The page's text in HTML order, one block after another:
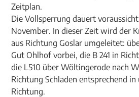
Zeitplan.
Die Vollsperrung dauert
November. In dieser Zeit wird der
aus Richtung Goslar umgeleitet:
Gut Ohlhof vorbei, die B 241 in
die L510 über Wöltingerode nach
Richtung Schladen entsprechend
Richtung.